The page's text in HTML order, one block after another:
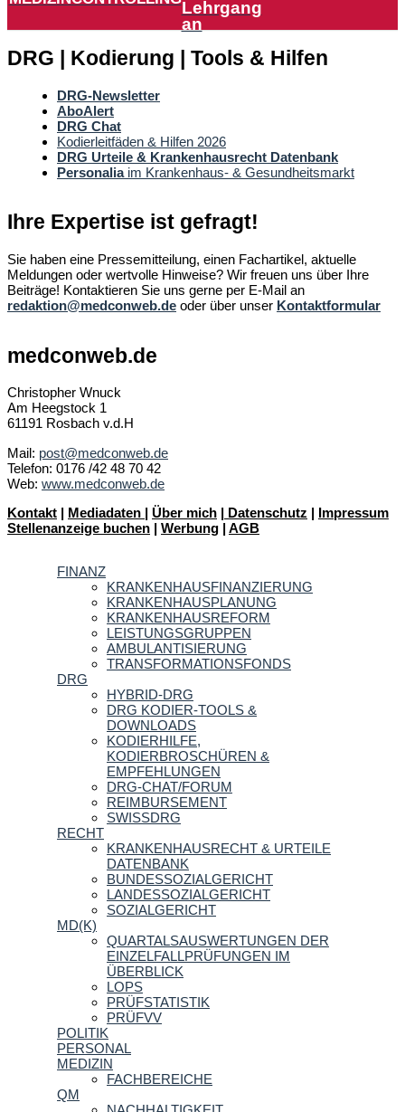
Lehrgang
an
DRG | Kodierung | Tools & Hilfen
DRG-Newsletter
AboAlert
DRG Chat
Kodierleitfäden & Hilfen 2026
DRG Urteile & Krankenhausrecht Datenbank
Personaliaim Krankenhaus- & Gesundheitsmarkt
Ihre Expertise ist gefragt!
Sie haben eine Pressemitteilung, einen Fachartikel, aktuelle
Meldungen oder wertvolle Hinweise? Wir freuen uns über Ihre
Beiträge! Kontaktieren Sie uns gerne per E-Mail an
redaktion@medconweb.de oder über unser Kontaktformular
medconweb.de
Christopher Wnuck
Am Heegstock 1
61191 Rosbach v.d.H
Mail: post@medconweb.de
Telefon: 0176 /42 48 70 42
Web: www.medconweb.de
Kontakt | Mediadaten | Über mich | Datenschutz | Impressum
Stellenanzeige buchen | Werbung | AGB
FINANZ
KRANKENHAUSFINANZIERUNG
KRANKENHAUSPLANUNG
KRANKENHAUSREFORM
LEISTUNGSGRUPPEN
AMBULANTISIERUNG
TRANSFORMATIONSFONDS
DRG
HYBRID-DRG
DRG KODIER-TOOLS &
DOWNLOADS
KODIERHILFE,
KODIERBROSCHÜREN &
EMPFEHLUNGEN
DRG-CHAT/FORUM
REIMBURSEMENT
SWISSDRG
RECHT
KRANKENHAUSRECHT & URTEILE
DATENBANK
BUNDESSOZIALGERICHT
LANDESSOZIALGERICHT
SOZIALGERICHT
MD(K)
QUARTALSAUSWERTUNGEN DER
EINZELFALLPRÜFUNGEN IM
ÜBERBLICK
LOPS
PRÜFSTATISTIK
PRÜFVV
POLITIK
PERSONAL
MEDIZIN
FACHBEREICHE
QM